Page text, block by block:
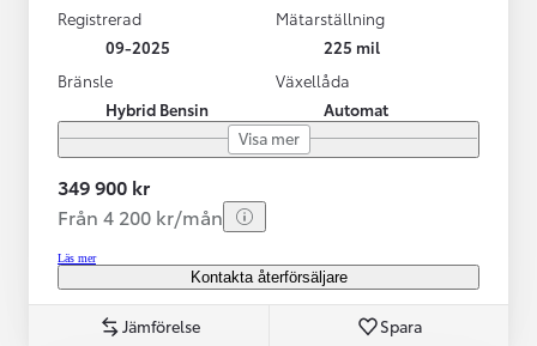
Registrerad
09-2025
Mätarställning
225 mil
Bränsle
Hybrid Bensin
Växellåda
Automat
Visa mer
349 900 kr
Från 4 200 kr/mån
Läs mer
Kontakta återförsäljare
Jämförelse Spara